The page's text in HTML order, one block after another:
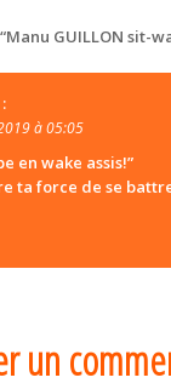
Manu GUILLON sit-
à 05:05
en wake assis!”
ta force de se
un